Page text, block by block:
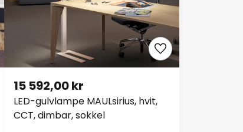
LED-gulvlampe MAULsirius, hvit,
CCT, dimbar, sokkel
15 592,00 kr